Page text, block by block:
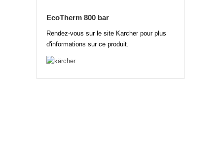
EcoTherm 800 bar
Rendez-vous sur le site Karcher pour plus
d'informations sur ce produit.